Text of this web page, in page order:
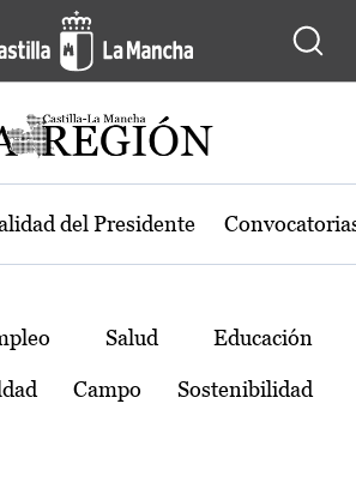
región de Castilla-La
del Presidente
Salud Educación
Campo Sostenibilidad